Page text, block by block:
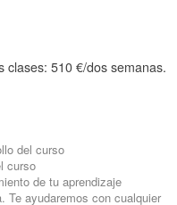
clases: 510 €/dos semanas.
del curso
curso
de tu aprendizaje
Te ayudaremos con cualquier